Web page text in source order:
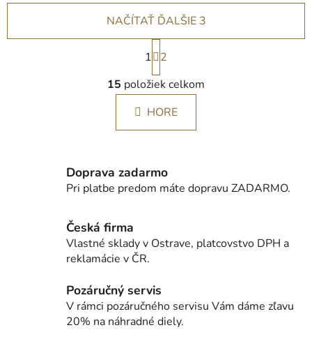
O
v
l
á
d
c
i
e
v
v
ý
p
NAČÍTAŤ ĎALŠIE 3
S
t
r
á
n
k
i
e
1
2
15 položiek celkom
HORE
Doprava zadarmo
Pri platbe predom máte dopravu ZADARMO.
Česká firma
Vlastné sklady v Ostrave, platcovstvo DPH a
reklamácie v ČR.
Pozáručný servis
V rámci pozáručného servisu Vám dáme zľavu
20% na náhradné diely.